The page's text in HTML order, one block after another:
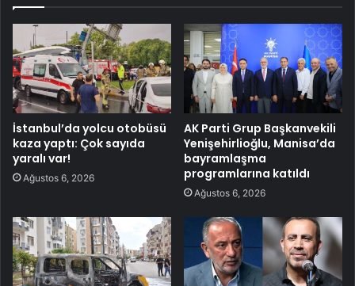
İstanbul’da yolcu otobüsü
kaza yaptı: Çok sayıda
yaralı var!
Ağustos 6, 2026
AK Parti Grup Başkanvekili
Yenişehirlioğlu, Manisa’da
bayramlaşma
programlarına katıldı
Ağustos 6, 2026